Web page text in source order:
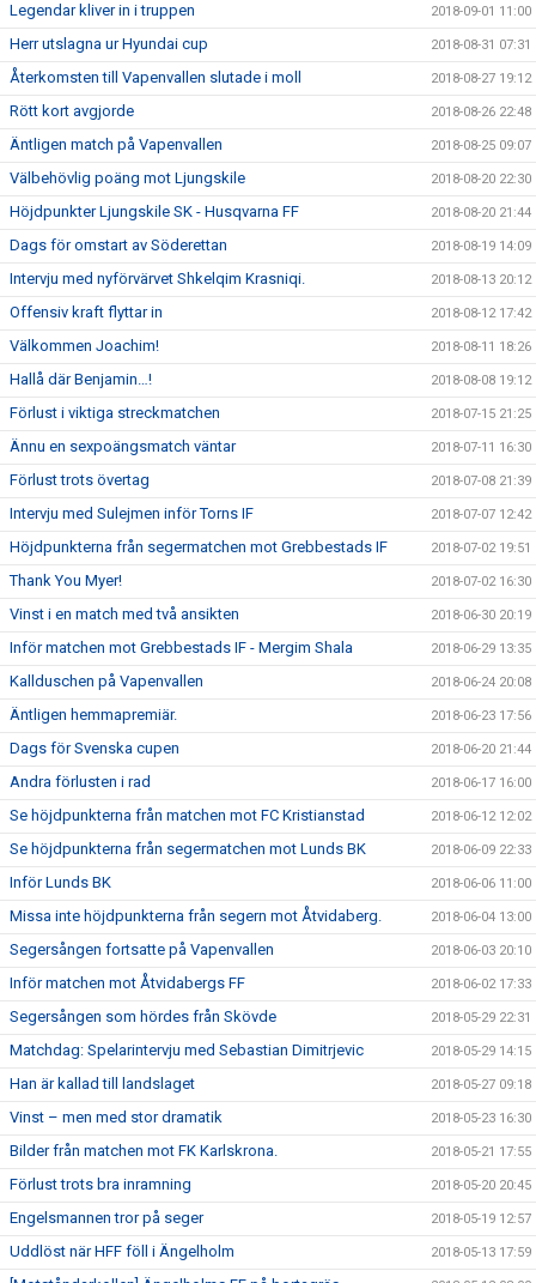
Legendar kliver in i truppen 2018-09-01 11:00
Herr utslagna ur Hyundai cup 2018-08-31 07:31
Återkomsten till Vapenvallen slutade i moll 2018-08-27 19:12
Rött kort avgjorde 2018-08-26 22:48
Äntligen match på Vapenvallen 2018-08-25 09:07
Välbehövlig poäng mot Ljungskile 2018-08-20 22:30
Höjdpunkter Ljungskile SK - Husqvarna FF 2018-08-20 21:44
Dags för omstart av Söderettan 2018-08-19 14:09
Intervju med nyförvärvet Shkelqim Krasniqi. 2018-08-13 20:12
Offensiv kraft flyttar in 2018-08-12 17:42
Välkommen Joachim! 2018-08-11 18:26
Hallå där Benjamin…! 2018-08-08 19:12
Förlust i viktiga streckmatchen 2018-07-15 21:25
Ännu en sexpoängsmatch väntar 2018-07-11 16:30
Förlust trots övertag 2018-07-08 21:39
Intervju med Sulejmen inför Torns IF 2018-07-07 12:42
Höjdpunkterna från segermatchen mot Grebbestads IF 2018-07-02 19:51
Thank You Myer! 2018-07-02 16:30
Vinst i en match med två ansikten 2018-06-30 20:19
Inför matchen mot Grebbestads IF - Mergim Shala 2018-06-29 13:35
Kallduschen på Vapenvallen 2018-06-24 20:08
Äntligen hemmapremiär. 2018-06-23 17:56
Dags för Svenska cupen 2018-06-20 21:44
Andra förlusten i rad 2018-06-17 16:00
Se höjdpunkterna från matchen mot FC Kristianstad 2018-06-12 12:02
Se höjdpunkterna från segermatchen mot Lunds BK 2018-06-09 22:33
Inför Lunds BK 2018-06-06 11:00
Missa inte höjdpunkterna från segern mot Åtvidaberg. 2018-06-04 13:00
Segersången fortsatte på Vapenvallen 2018-06-03 20:10
Inför matchen mot Åtvidabergs FF 2018-06-02 17:33
Segersången som hördes från Skövde 2018-05-29 22:31
Matchdag: Spelarintervju med Sebastian Dimitrjevic 2018-05-29 14:15
Han är kallad till landslaget 2018-05-27 09:18
Vinst – men med stor dramatik 2018-05-23 16:30
Bilder från matchen mot FK Karlskrona. 2018-05-21 17:55
Förlust trots bra inramning 2018-05-20 20:45
Engelsmannen tror på seger 2018-05-19 12:57
Uddlöst när HFF föll i Ängelholm 2018-05-13 17:59